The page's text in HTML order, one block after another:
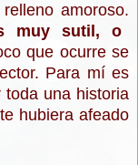
amoroso.
muy sutil , o
que ocurre se
Para mí es
toda una historia
hubiera afeado